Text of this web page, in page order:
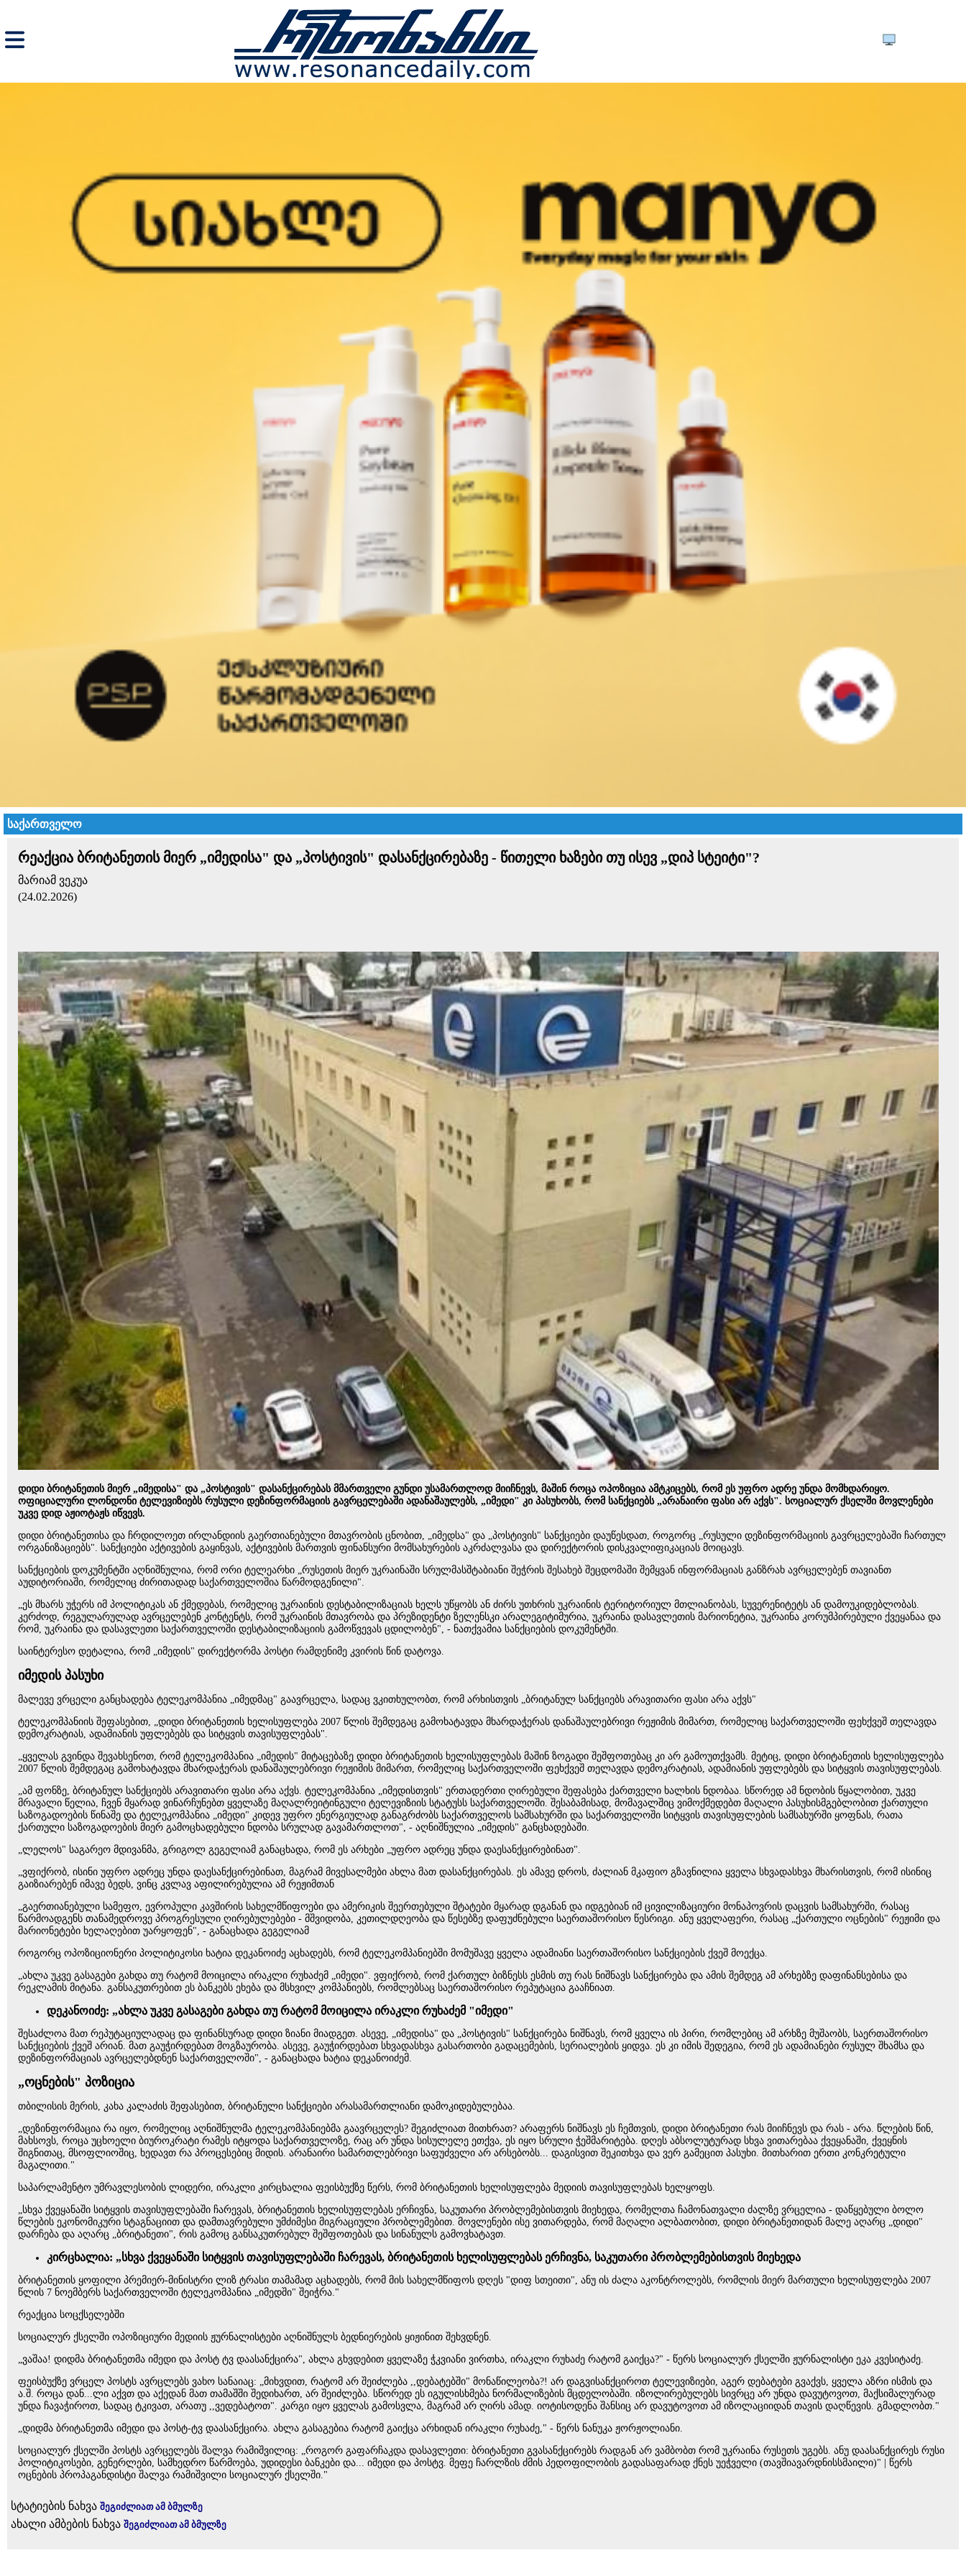
საქართველო
რეაქცია ბრიტანეთის მიერ „იმედისა" და „პოსტივის" დასანქცირებაზე - წითელი ხაზები თუ ისევ „დიპ სტეიტი"?
მარიამ ვეკუა
(24.02.2026)
დიდი ბრიტანეთის მიერ „იმედისა" და „პოსტივის" დასანქცირებას მმართველი გუნდი უსამართლოდ მიიჩნევს, მაშინ როცა ოპოზიცია ამტკიცებს, რომ ეს უფრო ადრე უნდა მომხდარიყო.
ოფიციალური ლონდონი ტელევიზიებს რუსული დეზინფორმაციის გავრცელებაში ადანაშაულებს, „იმედი" კი პასუხობს, რომ სანქციებს „არანაირი ფასი არ აქვს". სოციალურ ქსელში მოვლენები
უკვე დიდ აჟიოტაჟს იწვევს.
დიდი ბრიტანეთისა და ჩრდილოეთ ირლანდიის გაერთიანებული მთავრობის ცნობით, „იმედსა" და „პოსტივის" სანქციები დაუწესდათ, როგორც „რუსული დეზინფორმაციის გავრცელებაში ჩართულ
ორგანიზაციებს". სანქციები აქტივების გაყინვას, აქტივების მართვის ფინანსური მომსახურების აკრძალვასა და დირექტორის დისკვალიფიკაციას მოიცავს.
სანქციების დოკუმენტში აღნიშნულია, რომ ორი ტელეარხი „რუსეთის მიერ უკრაინაში სრულმასშტაბიანი შეჭრის შესახებ შეცდომაში შემყვან ინფორმაციას განზრახ ავრცელებენ თავიანთ
აუდიტორიაში, რომელიც ძირითადად საქართველოშია წარმოდგენილი".
„ეს მხარს უჭერს იმ პოლიტიკას ან ქმედებას, რომელიც უკრაინის დესტაბილიზაციას ხელს უწყობს ან ძირს უთხრის უკრაინის ტერიტორიულ მთლიანობას, სუვერენიტეტს ან დამოუკიდებლობას.
კერძოდ, რეგულარულად ავრცელებენ კონტენტს, რომ უკრაინის მთავრობა და პრეზიდენტი ზელენსკი არალეგიტიმურია, უკრაინა დასავლეთის მარიონეტია, უკრაინა კორუმპირებული ქვეყანაა და
რომ, უკრაინა და დასავლეთი საქართველოში დესტაბილიზაციის გამოწვევას ცდილობენ", - ნათქვამია სანქციების დოკუმენტში.
საინტერესო დეტალია, რომ „იმედის" დირექტორმა პოსტი რამდენიმე კვირის წინ დატოვა.
იმედის პასუხი
მალევე ვრცელი განცხადება ტელეკომპანია „იმედმაც" გაავრცელა, სადაც ვკითხულობთ, რომ არხისთვის „ბრიტანულ სანქციებს არავითარი ფასი არა აქვს"
ტელეკომპანიის შეფასებით, „დიდი ბრიტანეთის ხელისუფლება 2007 წლის შემდეგაც გამოხატავდა მხარდაჭერას დანაშაულებრივი რეჟიმის მიმართ, რომელიც საქართველოში ფეხქვეშ თელავდა
დემოკრატიას, ადამიანის უფლებებს და სიტყვის თავისუფლებას".
„ყველას გვინდა შევახსენოთ, რომ ტელეკომპანია „იმედის" მიტაცებაზე დიდი ბრიტანეთის ხელისუფლებას მაშინ ზოგადი შეშფოთებაც კი არ გამოუთქვამს. მეტიც, დიდი ბრიტანეთის ხელისუფლება
2007 წლის შემდეგაც გამოხატავდა მხარდაჭერას დანაშაულებრივი რეჟიმის მიმართ, რომელიც საქართველოში ფეხქვეშ თელავდა დემოკრატიას, ადამიანის უფლებებს და სიტყვის თავისუფლებას.
„ამ ფონზე, ბრიტანულ სანქციებს არავითარი ფასი არა აქვს. ტელეკომპანია „იმედისთვის" ერთადერთი ღირებული შეფასება ქართველი ხალხის ნდობაა. სწორედ ამ ნდობის წყალობით, უკვე
მრავალი წელია, ჩვენ მყარად ვინარჩუნებთ ყველაზე მაღალრეიტინგული ტელევიზიის სტატუსს საქართველოში. შესაბამისად, მომავალშიც ვიმოქმედებთ მაღალი პასუხისმგებლობით ქართული
საზოგადოების წინაშე და ტელეკომპანია „იმედი" კიდევ უფრო ენერგიულად განაგრძობს საქართველოს სამსახურში და საქართველოში სიტყვის თავისუფლების სამსახურში ყოფნას, რათა
ქართული საზოგადოების მიერ გამოცხადებული ნდობა სრულად გავამართლოთ", - აღნიშნულია „იმედის" განცხადებაში.
„ლელოს" საგარეო მდივანმა, გრიგოლ გეგელიამ განაცხადა, რომ ეს არხები „უფრო ადრეც უნდა დაესანქცირებინათ".
„ვფიქრობ, ისინი უფრო ადრეც უნდა დაესანქცირებინათ, მაგრამ მივესალმები ახლა მათ დასანქცირებას. ეს ამავე დროს, ძალიან მკაფიო გზავნილია ყველა სხვადასხვა მხარისთვის, რომ ისინიც
გაიზიარებენ იმავე ბედს, ვინც კვლავ აფილირებულია ამ რეჟიმთან
„გაერთიანებული სამეფო, ევროპული კავშირის სახელმწიფოები და ამერიკის შეერთებული შტატები მყარად დგანან და იდგებიან იმ ცივილიზაციური მონაპოვრის დაცვის სამსახურში, რასაც
წარმოადგენს თანამედროვე პროგრესული ღირებულებები - მშვიდობა, კეთილდღეობა და წესებზე დაფუძნებული საერთაშორისო წესრიგი. ანუ ყველაფერი, რასაც „ქართული ოცნების" რეჟიმი და
მარიონეტები ხელაღებით უარყოფენ", - განაცხადა გეგელიამ
როგორც ოპოზიციონერი პოლიტიკოსი ხატია დეკანოიძე აცხადებს, რომ ტელეკომპანიებში მომუშავე ყველა ადამიანი საერთაშორისო სანქციების ქვეშ მოექცა.
„ახლა უკვე გასაგები გახდა თუ რატომ მოიცილა ირაკლი რუხაძემ „იმედი". ვფიქრობ, რომ ქართულ ბიზნესს ესმის თუ რას ნიშნავს სანქცირება და ამის შემდეგ ამ არხებზე დაფინანსებისა და
რეკლამის მიტანა. განსაკუთრებით ეს ბანკებს ეხება და მსხვილ კომპანიებს, რომლებსაც საერთაშორისო რეპუტაცია გააჩნიათ.
დეკანოიძე: „ახლა უკვე გასაგები გახდა თუ რატომ მოიცილა ირაკლი რუხაძემ "იმედი"
შესაძლოა მათ რეპუტაციულადაც და ფინანსურად დიდი ზიანი მიადგეთ. ასევე, „იმედისა" და „პოსტივის" სანქცირება ნიშნავს, რომ ყველა ის პირი, რომლებიც ამ არხზე მუშაობს, საერთაშორისო
სანქციების ქვეშ არიან. მათ გაუჭირდებათ მოგზაურობა. ასევე, გაუჭირდებათ სხვადასხვა გასართობი გადაცემების, სერიალების ყიდვა. ეს კი იმის შედეგია, რომ ეს ადამიანები რუსულ შხამსა და
დეზინფორმაციას ავრცელებდნენ საქართველოში", - განაცხადა ხატია დეკანოიძემ.
„ოცნების" პოზიცია
თბილისის მერის, კახა კალაძის შეფასებით, ბრიტანული სანქციები არასამართლიანი დამოკიდებულებაა.
„დეზინფორმაცია რა იყო, რომელიც აღნიშნულმა ტელეკომპანიებმა გაავრცელეს? შეგიძლიათ მითხრათ? არაფერს ნიშნავს ეს ჩემთვის, დიდი ბრიტანეთი რას მიიჩნევს და რას - არა. წლების წინ,
მახსოვს, როცა უცხოელი ბიუროკრატი რამეს იტყოდა საქართველოზე, რაც არ უნდა სისულელე ეთქვა, ეს იყო სრული ჭეშმარიტება. დღეს აბსოლუტურად სხვა ვითარებაა ქვეყანაში, ქვეყნის
შიგნითაც, მსოფლიოშიც, ხედავთ რა პროცესებიც მიდის. არანაირი სამართლებრივი საფუძველი არ არსებობს... დაგისვით შეკითხვა და ვერ გამეცით პასუხი. მითხარით ერთი კონკრეტული
მაგალითი."
საპარლამენტო უმრავლესობის ლიდერი, ირაკლი კირცხალია ფეისბუქზე წერს, რომ ბრიტანეთის ხელისუფლება მედიის თავისუფლებას ხელყოფს.
„სხვა ქვეყანაში სიტყვის თავისუფლებაში ჩარევას, ბრიტანეთის ხელისუფლებას ერჩივნა, საკუთარი პრობლემებისთვის მიეხედა, რომელთა ჩამონათვალი ძალზე ვრცელია - დაწყებული ბოლო
წლების ეკონომიკური სტაგნაციით და დამთავრებული უმძიმესი მიგრაციული პრობლემებით. მოვლენები ისე ვითარდება, რომ მაღალი ალბათობით, დიდი ბრიტანეთიდან მალე აღარც „დიდი"
დარჩება და აღარც „ბრიტანეთი", რის გამოც განსაკუთრებულ შეშფოთებას და სინანულს გამოვხატავთ.
კირცხალია: „სხვა ქვეყანაში სიტყვის თავისუფლებაში ჩარევას, ბრიტანეთის ხელისუფლებას ერჩივნა, საკუთარი პრობლემებისთვის მიეხედა
ბრიტანეთის ყოფილი პრემიერ-მინისტრი ლიზ ტრასი თამამად აცხადებს, რომ მის სახელმწიფოს დღეს "დიფ სთეითი", ანუ ის ძალა აკონტროლებს, რომლის მიერ მართული ხელისუფლება 2007
წლის 7 ნოემბერს საქართველოში ტელეკომპანია „იმედში" შეიჭრა."
რეაქცია სოცქსელებში
სოციალურ ქსელში ოპოზიციური მედიის ჟურნალისტები აღნიშნულს ბედნიერების ყიჟინით შეხვდნენ.
„ვაშაა! დიდმა ბრიტანეთმა იმედი და პოსტ ტვ დაასანქცირა", ახლა გხვდებით ყველაზე ჭკვიანი ვირთხა, ირაკლი რუხაძე რატომ გაიქცა?" - წერს სოციალურ ქსელში ჟურნალისტი ეკა კვესიტაძე.
ფეისბუქზე ვრცელ პოსტს ავრცლებს ვახო სანაიაც: „მიხვდით, რატომ არ შეიძლება ,,დებატებში" მონაწილეობა?! არ დაგვისანქციროთ ტელევიზიები, აგერ დებატები გვაქვს, ყველა აზრი ისმის და
ა.შ. როცა დან...ლი აქვთ და აქედან მათ თამაშში შედიხართ, არ შეიძლება. სწორედ ეს იგულისხმება ნორმალიზების მცდელობაში. იზოლირებულებს სივრცე არ უნდა დავუტოვოთ, მაქსიმალურად
უნდა ჩავაჭიროთ, სადაც ტკივათ, არათუ ,,ვედებატოთ". კარგი იყო ყველას გამოსვლა, მაგრამ არ ღირს ამად. იოტისოდენა შანსიც არ დავუტოვოთ ამ იზოლაციიდან თავის დაღწევის. გმადლობთ."
„დიდმა ბრიტანეთმა იმედი და პოსტ-ტვ დაასანქცირა. ახლა გასაგებია რატომ გაიქცა არხიდან ირაკლი რუხაძე," - წერს ნანუკა ჟორჟოლიანი.
სოციალურ ქსელში პოსტს ავრცელებს შალვა რამიშვილიც: „როგორ გაფარჩაკდა დასავლეთი: ბრიტანეთი გვასანქცირებს რადგან არ ვამბობთ რომ უკრაინა რუსეთს უგებს. ანუ დაასანქცირეს რუსი
პოლიტიკოსები, გენერლები, სამხედრო წარმოება, უდიდესი ბანკები და... იმედი და პოსტვ. მეფე ჩარლზის ძმის პედოფილობის გადასაფარად ქნეს უეჭველი (თავშიავარდნისსმაილი)" | წერს
ოცნების პროპაგანდისტი შალვა რამიშვილი სოციალურ ქსელში."
სტატიების ნახვა შეგიძლიათ ამ ბმულზე
ახალი ამბების ნახვა შეგიძლიათ ამ ბმულზე